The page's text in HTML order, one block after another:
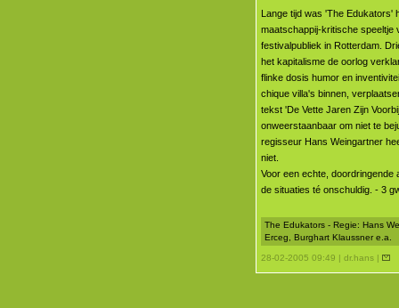
Lange tijd was 'The Edukators'
maatschappij-kritische speeltje
festivalpubliek in Rotterdam.
het kapitalisme de oorlog
flinke dosis humor en
chique villa's binnen,
tekst 'De Vette Jaren Zijn
onweerstaanbaar om niet te
regisseur Hans Weingartner
niet.
Voor een echte, doordringende
de situaties té onschuldig. - 3
The Edukators - Regie: Hans
Erceg, Burghart Klaussner e.a.
28-02-2005 09:49 | dr.hans |